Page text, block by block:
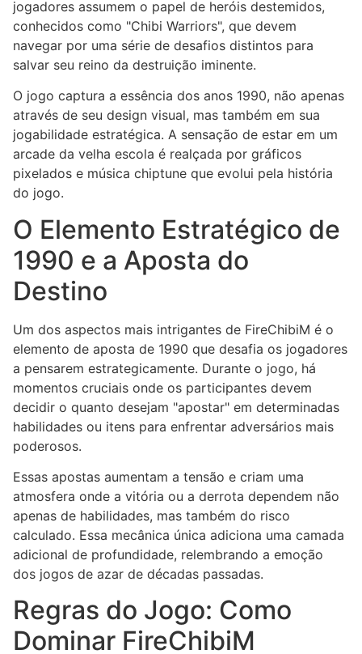
jogadores assumem o papel de heróis destemidos,
conhecidos como "Chibi Warriors", que devem
navegar por uma série de desafios distintos para
salvar seu reino da destruição iminente.
O jogo captura a essência dos anos 1990, não apenas
através de seu design visual, mas também em sua
jogabilidade estratégica. A sensação de estar em um
arcade da velha escola é realçada por gráficos
pixelados e música chiptune que evolui pela história
do jogo.
O Elemento Estratégico de
1990 e a Aposta do
Destino
Um dos aspectos mais intrigantes de FireChibiM é o
elemento de aposta de 1990 que desafia os jogadores
a pensarem estrategicamente. Durante o jogo, há
momentos cruciais onde os participantes devem
decidir o quanto desejam "apostar" em determinadas
habilidades ou itens para enfrentar adversários mais
poderosos.
Essas apostas aumentam a tensão e criam uma
atmosfera onde a vitória ou a derrota dependem não
apenas de habilidades, mas também do risco
calculado. Essa mecânica única adiciona uma camada
adicional de profundidade, relembrando a emoção
dos jogos de azar de décadas passadas.
Regras do Jogo: Como
Dominar FireChibiM